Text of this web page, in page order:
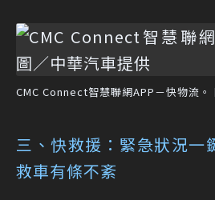
CMC Connect智慧聯網APP－快物流。
三、快救援：緊急狀況一
救車有條不紊